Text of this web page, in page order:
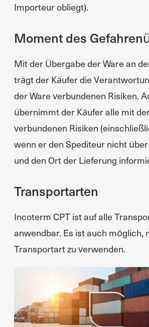
Importeur obliegt).
Moment des
Mit der Übergabe der Ware an
trägt der Käufer die
der Ware verbundenen Risiken.
übernimmt der Käufer alle mit
verbundenen Risiken
wenn er den Spediteur nicht
und den Ort der Lieferung
Transportarten
Incoterm CPT ist auf alle
anwendbar. Es ist auch möglich,
Transportart zu verwenden.